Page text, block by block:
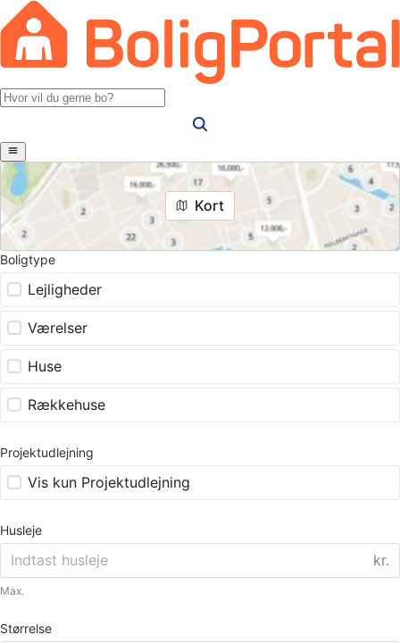
Kort
Boligtype
Lejligheder
Værelser
Huse
Rækkehuse
Projektudlejning
Vis kun Projektudlejning
Husleje
kr.
Max.
Størrelse